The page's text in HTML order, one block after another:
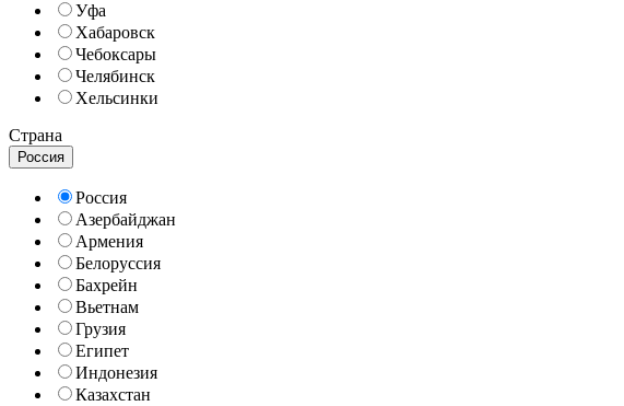
Уфа
Хабаровск
Чебоксары
Челябинск
Хельсинки
Страна
Россия
Россия
Азербайджан
Армения
Белоруссия
Бахрейн
Вьетнам
Грузия
Египет
Индонезия
Казахстан